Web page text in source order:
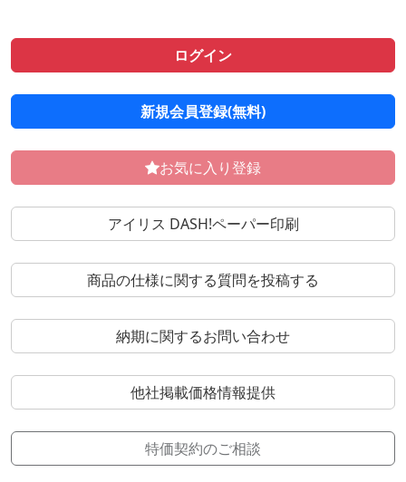
ログイン
新規会員登録(無料)
お気に入り登録
アイリス DASH!ペーパー印刷
商品の仕様に関する質問を投稿する
納期に関するお問い合わせ
他社掲載価格情報提供
特価契約のご相談